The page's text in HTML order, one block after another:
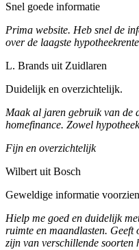
Snel goede informatie
Prima website. Heb snel de
over de laagste
L. Brands uit Zuidlaren
Duidelijk en overzichtelijk.
Maak al jaren gebruik van de
homefinance. Zowel
Fijn en overzichtelijk
Wilbert uit Bosch
Geweldige informatie
Hielp me goed en duidelijk
ruimte en maandlasten.
zijn van verschillende soorten